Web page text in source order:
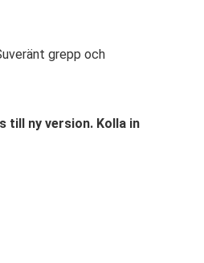
grepp och
till ny version. Kolla in